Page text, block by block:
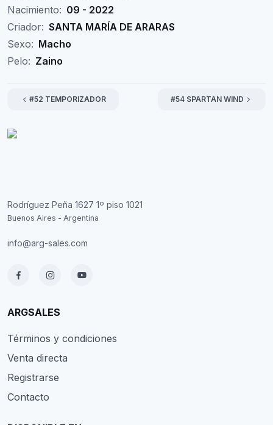
Nacimiento: 09 - 2022
Criador: SANTA MARÍA DE ARARAS
Sexo: Macho
Pelo: Zaino
#52 TEMPORIZADOR #54 SPARTAN WIND
Rodríguez Peña 1627 1º piso 1021
Buenos Aires - Argentina
info@arg-sales.com
ARGSALES
Términos y condiciones
Venta directa
Registrarse
Contacto